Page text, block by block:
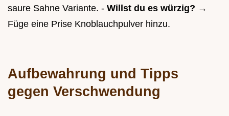
saure Sahne Variante. - Willst du es würzig? →
Füge eine Prise Knoblauchpulver hinzu.
Aufbewahrung und Tipps
gegen Verschwendung